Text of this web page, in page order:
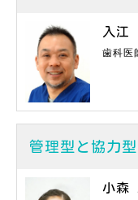
入江
歯科医
管理型と協力
小森